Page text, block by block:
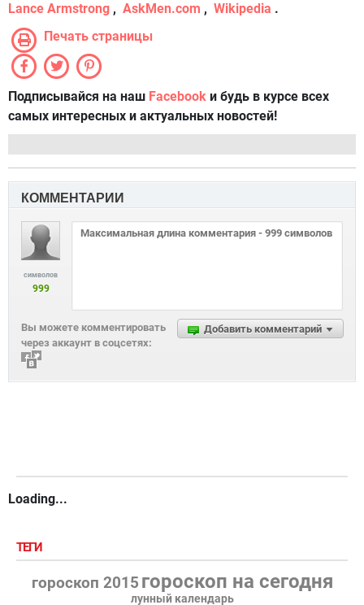
Lance Armstrong , AskMen.com , Wikipedia .
Печать страницы
Подписывайся на наш Facebook и будь в курсе всех
самых интересных и актуальных новостей!
КОММЕНТАРИИ
символов
999
Добавить комментарий
Вы можете комментировать
через аккаунт в соцсетях:
Loading...
ТЕГИ
гороскоп 2015 гороскоп на сегодня
лунный календарь